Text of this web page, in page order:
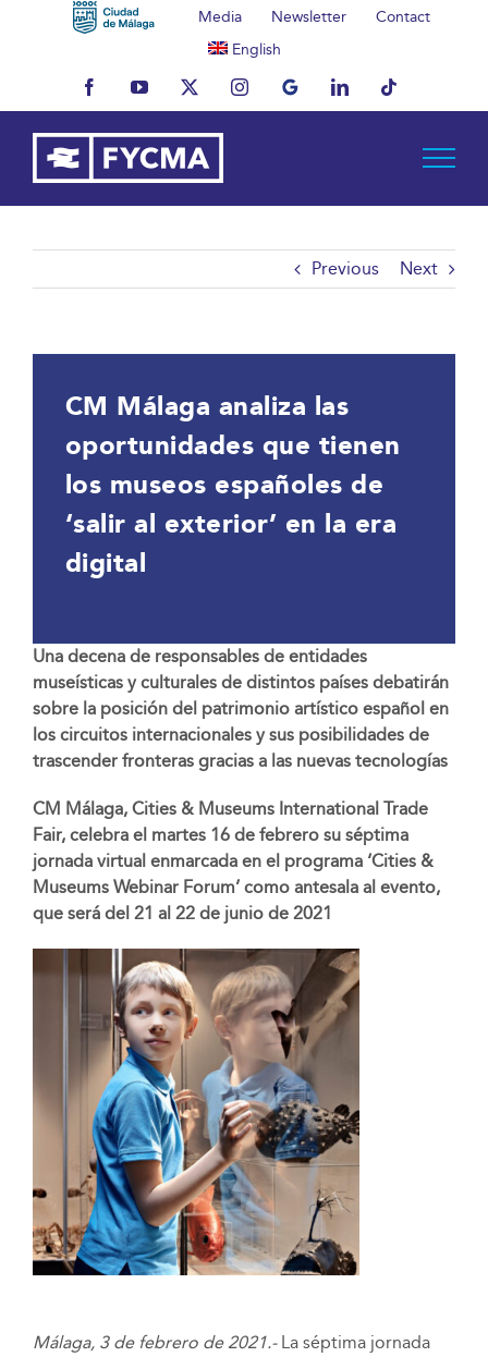
Media Newsletter
Contact
English
FacebookYouTubeX InstagramMyBusinessLinkedInTiktok
Previous Next
CM Málaga analiza las
oportunidades que tienen
los museos españoles de
‘salir al exterior’ en la era
digital
Una decena de responsables de entidades
museísticas y culturales de distintos países debatirán
sobre la posición del patrimonio artístico español en
los circuitos internacionales y sus posibilidades de
trascender fronteras gracias a las nuevas tecnologías
CM Málaga, Cities & Museums International Trade
Fair, celebra el martes 16 de febrero su séptima
jornada virtual enmarcada en el programa ‘Cities &
Museums Webinar Forum’ como antesala al evento,
que será del 21 al 22 de junio de 2021
Málaga, 3 de febrero de 2021.- La séptima jornada